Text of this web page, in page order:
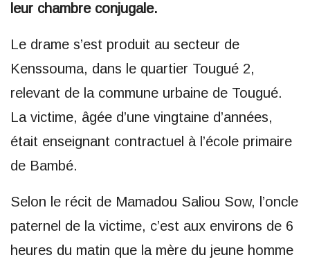
leur chambre conjugale.
Le drame s’est produit au secteur de
Kenssouma, dans le quartier Tougué 2,
relevant de la commune urbaine de Tougué.
La victime, âgée d’une vingtaine d’années,
était enseignant contractuel à l’école primaire
de Bambé.
Selon le récit de Mamadou Saliou Sow, l’oncle
paternel de la victime, c’est aux environs de 6
heures du matin que la mère du jeune homme